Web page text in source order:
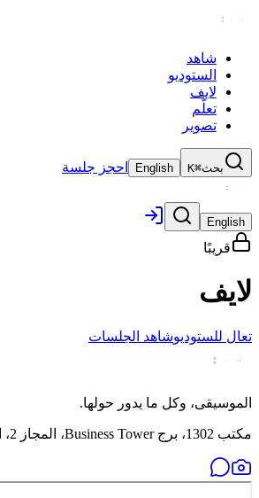
شاهد
الستوديو
لايف
تعلّم
تصوير
بحث⌘K
English احجز جلسة
English
قريبًا
لايف
تعال للستوديوشاهد الجلسات
الموسيقى، وكل ما يدور حولها.
مكتب 1302، برج Business Tower، المجاز 2، الشارقة.